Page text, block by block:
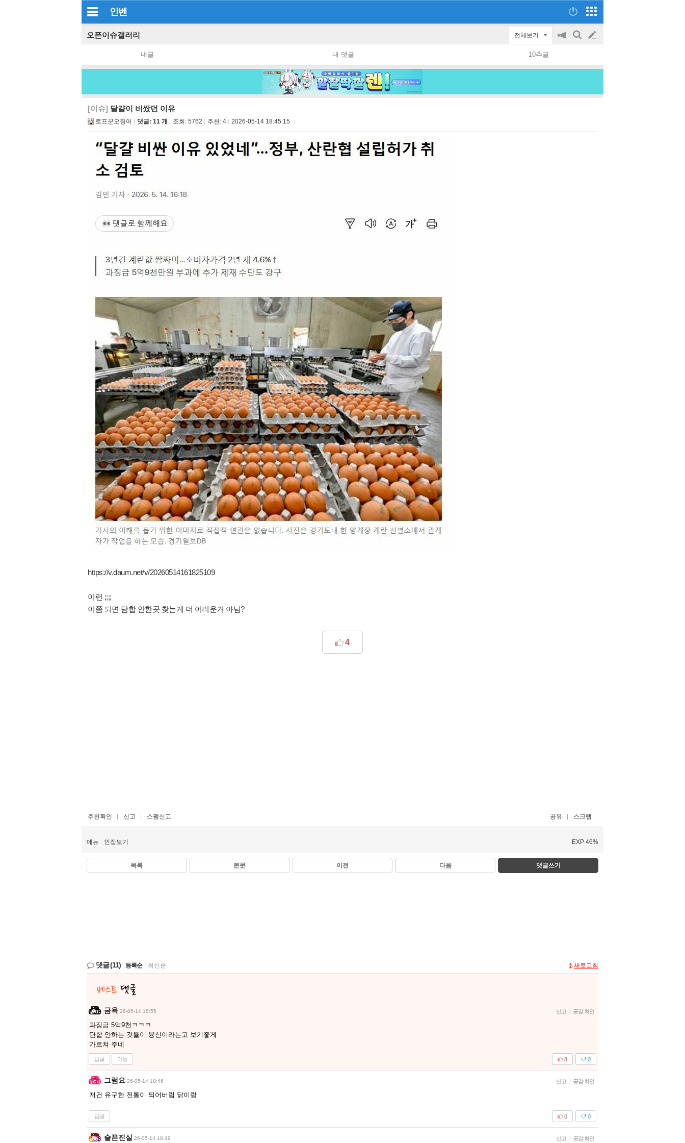
인벤
오픈이슈갤러리 전체보기
공
on/off
검
글
쓰
내글 내 댓글 10추글
[이슈] 달걀이 비쌌던 이유
로프꾼오징어 댓글: 11 개 조회: 5762 추천: 4 2026-05-14 18:45:15
https://v.daum.net/v/20260514161825109
이런 ;;;;
이쯤 되면 담합 안한곳 찾는게 더 어려운거 아님?
4
추천확인 신고 스팸신고 공유 스크랩
메뉴 인장보기 EXP 46%
목록 본문 이전 다음 댓글쓰기
댓글(11) 등록순 최신순 새로고침
금욕 26-05-14 18:55 신고 | 공감 확인
과징금 5억9천ㅋㅋㅋ
단합 안하는 것들이 븅신이라는고 보기좋게
가르쳐 주네
답글 이동 0
8
그럼요 26-05-14 18:46 신고 | 공감 확인
저건 유구한 전통이 되어버림 닭이랑
답글 0
0
슬픈진실 26-05-14 18:49 신고 | 공감 확인